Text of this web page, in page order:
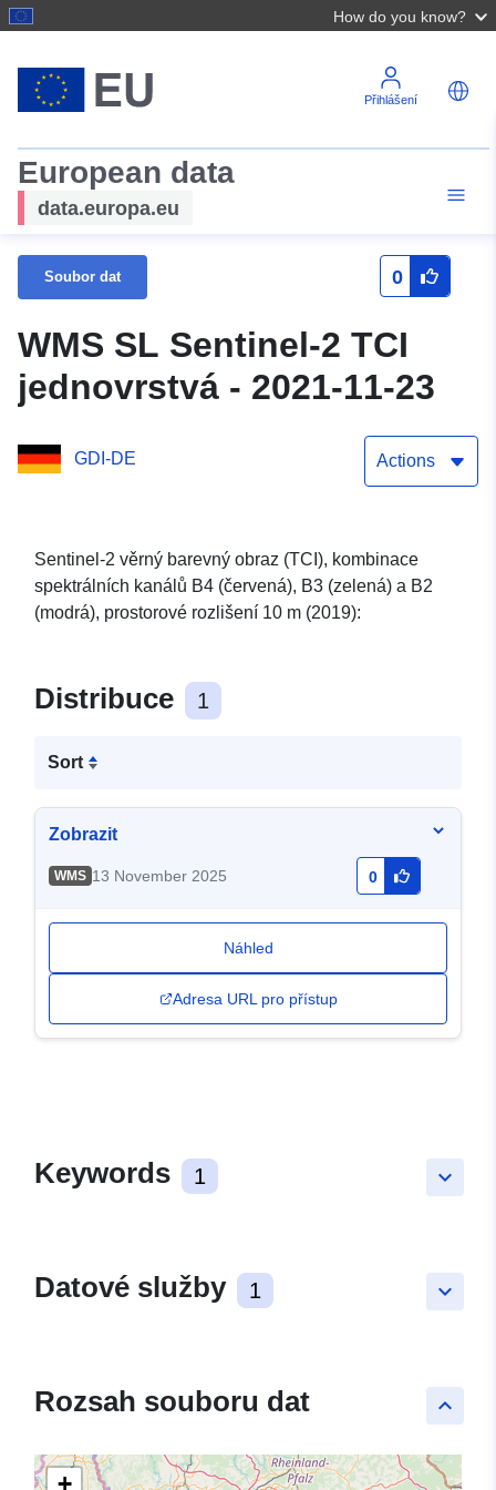
How do you know?
Přihlášení
European data
data.europa.eu
Soubor dat 0
WMS SL Sentinel-2 TCI
jednovrstvá - 2021-11-23
GDI-DE Actions
Sentinel-2 věrný barevný obraz (TCI), kombinace
spektrálních kanálů B4 (červená), B3 (zelená) a B2
(modrá), prostorové rozlišení 10 m (2019):
Distribuce 1
Sort
Zobrazit
WMS 13 November 2025 0
Náhled
Adresa URL pro přístup
keyboard_arrow_down
Keywords 1
keyboard_arrow_down
Datové služby 1
keyboard_arrow_up
Rozsah souboru dat
+